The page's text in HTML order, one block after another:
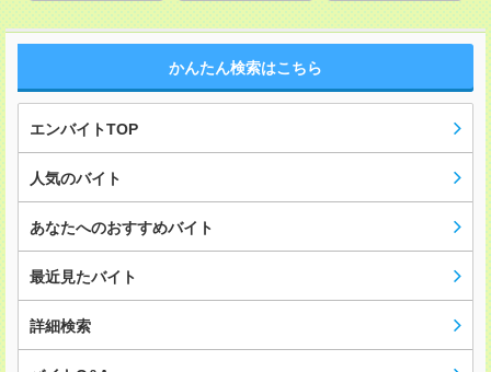
かんたん検索はこちら
エンバイトTOP
人気のバイト
あなたへのおすすめバイト
最近見たバイト
詳細検索